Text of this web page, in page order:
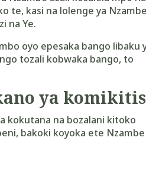
te, kasi na lolenge ya
na Ye.
oyo epesaka bango libaku
tozali kobwaka bango, to
ya
kokutana na bozalani kitoko
bakoki koyoka ete Nzambe